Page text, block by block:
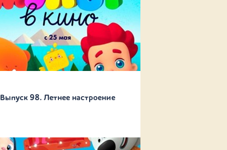
Выпуск 98. Летнее настроение